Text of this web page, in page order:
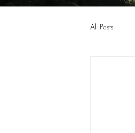
All Posts